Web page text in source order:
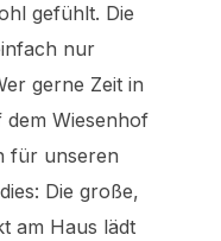
gefühlt. Die
nur
gerne Zeit in
Wiesenhof
für unseren
Die große,
am Haus lädt